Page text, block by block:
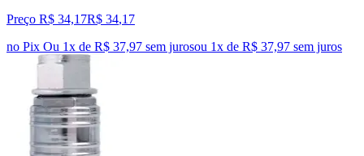
Preço R$ 34,17R$ 34,17
no Pix Ou 1x de R$ 37,97 sem jurosou 1x de R$ 37,97 sem juros